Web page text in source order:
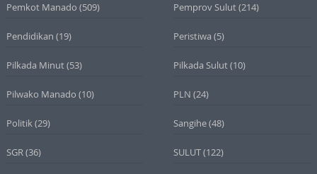
Pemkot Manado (509) Pemprov Sulut(214)
Pendidikan (19) Peristiwa (5)
Pilkada Minut(53) Pilkada Sulut(10)
Pilwako Manado (10) PLN (24)
Politik(29) Sangihe(48)
SGR(36) SULUT(122)